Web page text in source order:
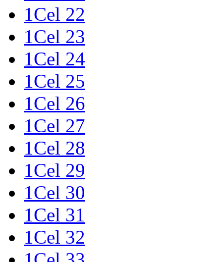
1Cel 22
1Cel 23
1Cel 24
1Cel 25
1Cel 26
1Cel 27
1Cel 28
1Cel 29
1Cel 30
1Cel 31
1Cel 32